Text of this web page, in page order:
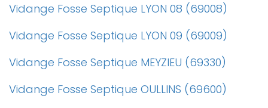
Vidange Fosse Septique LYON 08 (69008)
Vidange Fosse Septique LYON 09 (69009)
Vidange Fosse Septique MEYZIEU (69330)
Vidange Fosse Septique OULLINS (69600)